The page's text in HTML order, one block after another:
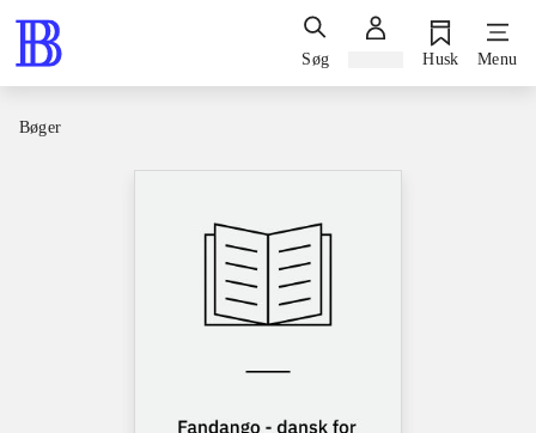
Søg Husk Menu
Bøger